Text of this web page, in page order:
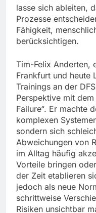
lasse sich ableiten,
Prozesse
Fähigkeit,
berücksichtigen.
Tim-Felix Anderten,
Frankfurt und heute
Trainings an der
Perspektive mit
Failure“. Er machte
komplexen
sondern sich
Abweichungen von
im Alltag häufig
Vorteile bringen
der Zeit etablieren
jedoch als neue
schrittweise
Risiken unsichtbar